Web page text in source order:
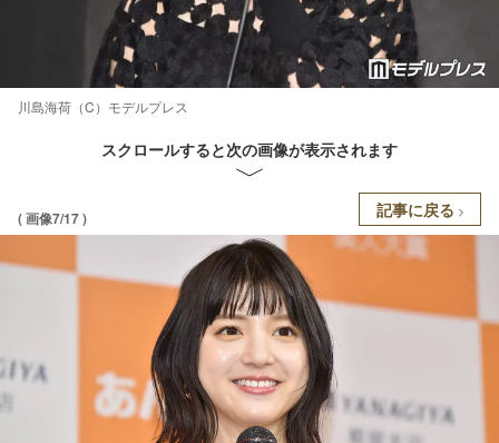
川島海荷（C）モデルプレス
スクロールすると次の画像が表示されます
( 画像7/17 ) 記事に戻る